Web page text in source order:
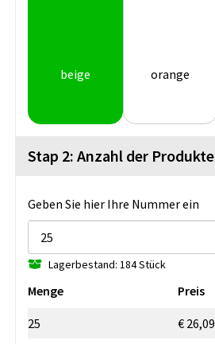
beige orange
Stap 2: Anzahl der Produkte
Geben Sie hier Ihre Nummer ein
Lagerbestand: 184 Stück
Menge Preis
25
€ 26,09